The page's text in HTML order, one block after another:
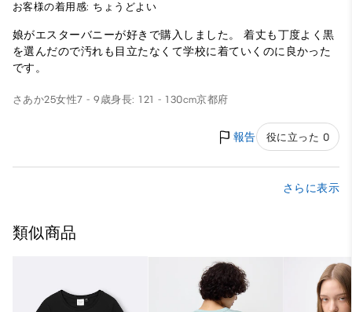
お客様の着用感: ちょうどよい
娘がエスターバニーが好きで購入しました。 着丈も丁度よく黒
を選んだので汚れも目立たなくて学校に着ていくのに良かった
です。
さあか25女性7 - 9歳身長: 121 - 130cm京都府
報告 役に立った 0
さらに表示
類似商品